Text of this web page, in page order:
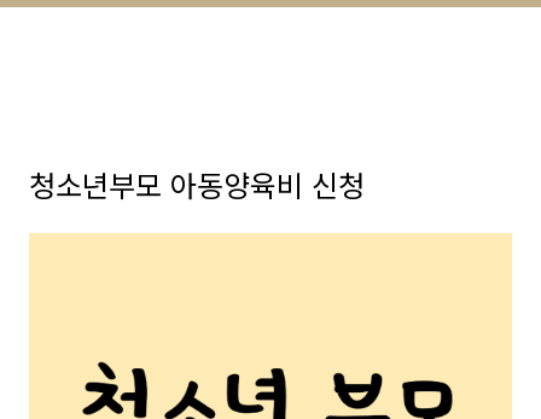
청소년부모 아동양육비 신청